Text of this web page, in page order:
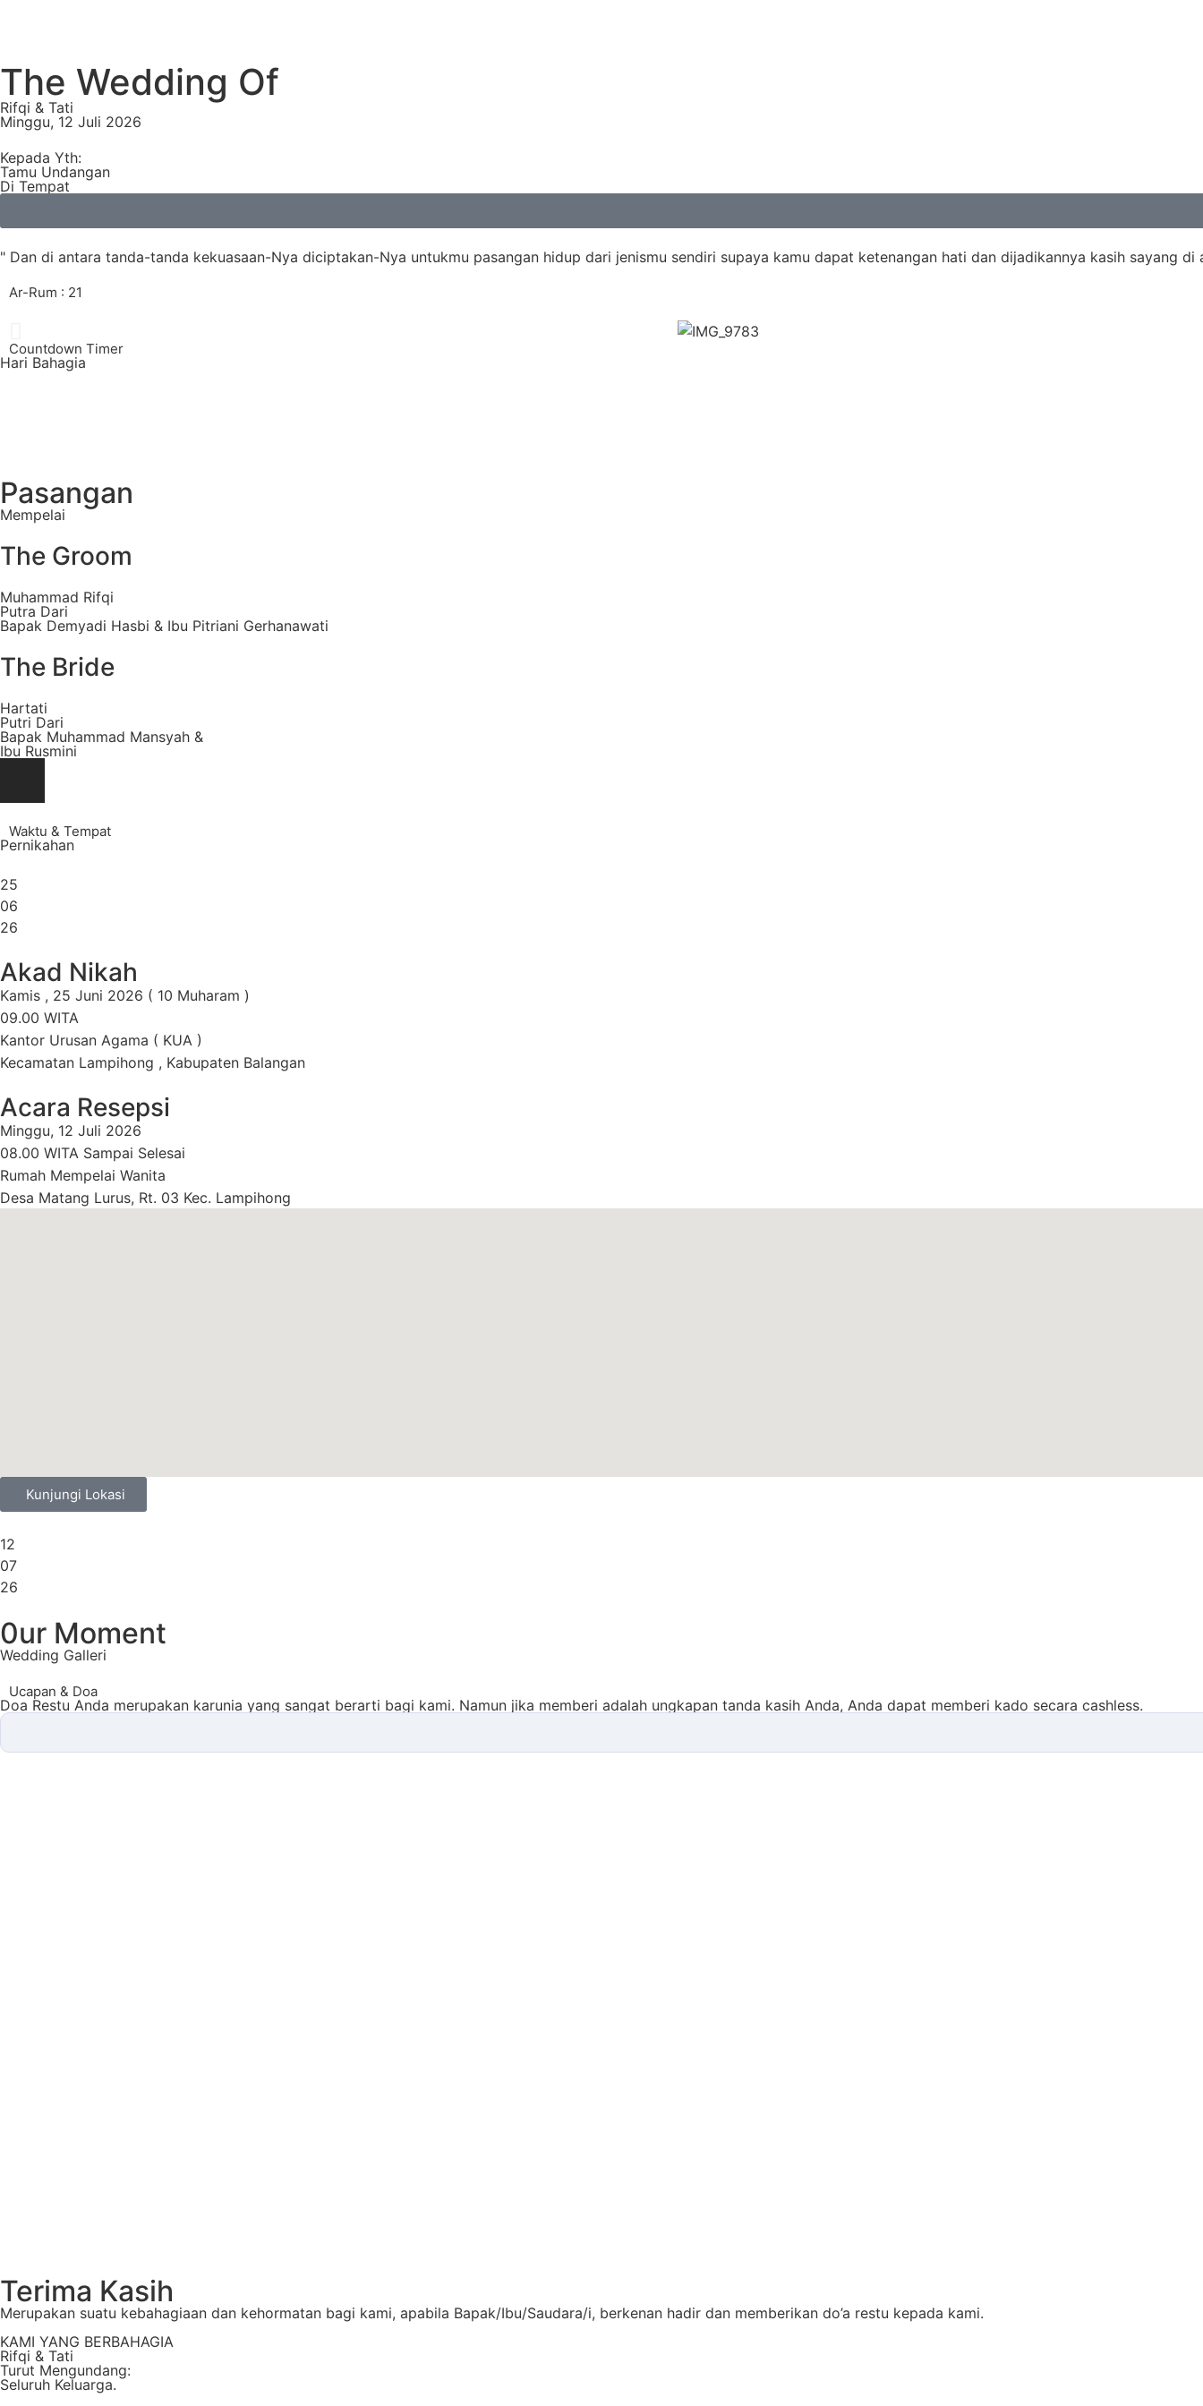
The Wedding Of
Rifqi & Tati
Minggu, 12 Juli 2026
Kepada Yth:
Tamu Undangan
Di Tempat
" Dan di antara tanda-tanda kekuasaan-Nya diciptakan-Nya untukmu pasangan hidup dari jenismu sendiri supaya kamu dapat ketenangan hati dan dijadikannya kasih sayang
Ar-Rum : 21
Countdown Timer
Hari Bahagia
Pasangan
Mempelai
The Groom
Muhammad Rifqi
Putra Dari
Bapak Demyadi Hasbi & Ibu Pitriani Gerhanawati
The Bride
Hartati
Putri Dari
Bapak Muhammad Mansyah &
Ibu Rusmini
Waktu & Tempat
Pernikahan
25
06
26
Akad Nikah
Kamis , 25 Juni 2026 ( 10 Muharam )
09.00 WITA
Kantor Urusan Agama ( KUA )
Kecamatan Lampihong , Kabupaten Balangan
Acara Resepsi
Minggu, 12 Juli 2026
08.00 WITA Sampai Selesai
Rumah Mempelai Wanita
Desa Matang Lurus, Rt. 03 Kec. Lampihong
Kunjungi Lokasi
12
07
26
0ur Moment
Wedding Galleri
Ucapan & Doa
Doa Restu Anda merupakan karunia yang sangat berarti bagi kami. Namun jika memberi adalah ungkapan tanda kasih Anda, Anda dapat memberi kado secara cashless.
Terima Kasih
Merupakan suatu kebahagiaan dan kehormatan bagi kami, apabila Bapak/Ibu/Saudara/i, berkenan hadir dan memberikan do’a restu kepada kami.
KAMI YANG BERBAHAGIA
Rifqi & Tati
Turut Mengundang:
Seluruh Keluarga.